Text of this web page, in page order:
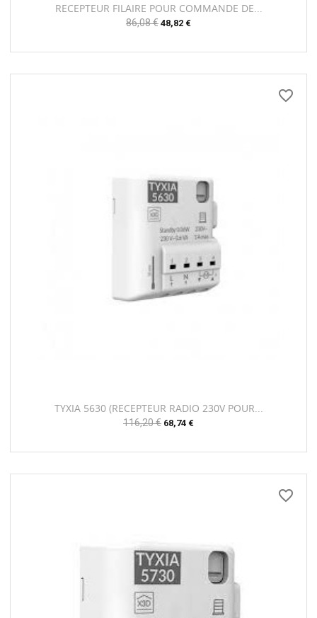
RECEPTEUR FILAIRE POUR COMMANDE DE...
Prix
86,08 € Prix
48,82 €
TYXIA 5630 (RECEPTEUR RADIO 230V POUR...
Prix
116,20 € Prix
68,74 €
favorite_border
favorite_border